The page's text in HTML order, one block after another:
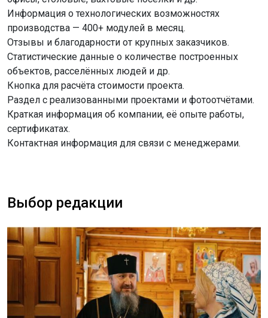
Информация о технологических возможностях
производства — 400+ модулей в месяц.
Отзывы и благодарности от крупных заказчиков.
Статистические данные о количестве построенных
объектов, расселённых людей и др.
Кнопка для расчёта стоимости проекта.
Раздел с реализованными проектами и фотоотчётами.
Краткая информация об компании, её опыте работы,
сертификатах.
Контактная информация для связи с менеджерами.
Выбор редакции